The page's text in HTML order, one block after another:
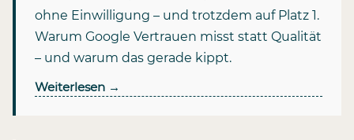
ohne Einwilligung – und trotzdem auf Platz 1.
Warum Google Vertrauen misst statt Qualität
– und warum das gerade kippt.
Weiterlesen →